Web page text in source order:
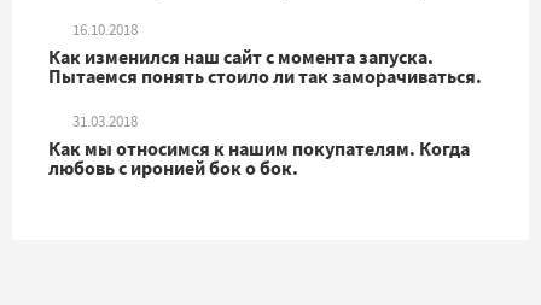
16.10.2018
Как изменился наш сайт с момента запуска.
Пытаемся понять стоило ли так заморачиваться.
31.03.2018
Как мы относимся к нашим покупателям. Когда
любовь с иронией бок о бок.